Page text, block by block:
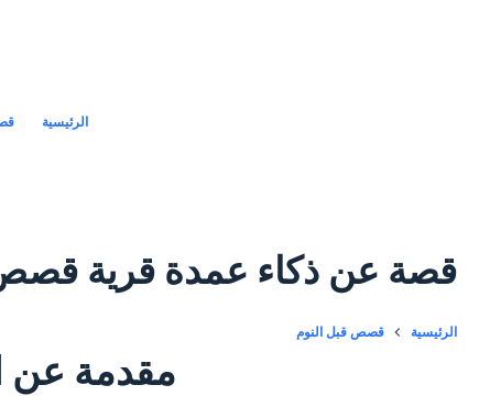
الرئيسية
قصة عن ذكاء عمدة قرية
الرئيسية قصص قبل النوم
مقدمة عن